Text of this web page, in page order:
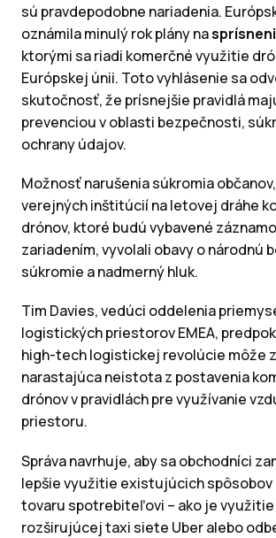
sú pravdepodobne nariadenia.
oznámila minulý rok plány na
ktorými sa riadi komerčné využitie
Európskej únii. Toto vyhlásenie sa
skutočnosť, že prísnejšie pravidlá
prevenciou v oblasti bezpečnosti,
ochrany údajov.
Možnosť narušenia súkromia
verejných inštitúcií na letovej dráhe
drónov, ktoré budú vybavené
zariadením, vyvolali obavy o národnú
súkromie a nadmerný hluk.
Tim Davies, vedúci oddelenia
logistických priestorov EMEA,
high-tech logistickej revolúcie môže
narastajúca neistota z postavenia
drónov v pravidlách pre využívanie
priestoru.
Správa navrhuje, aby sa obchodníci
lepšie využitie existujúcich spôsobov
tovaru spotrebiteľovi – ako je
rozširujúcej taxi siete Uber alebo